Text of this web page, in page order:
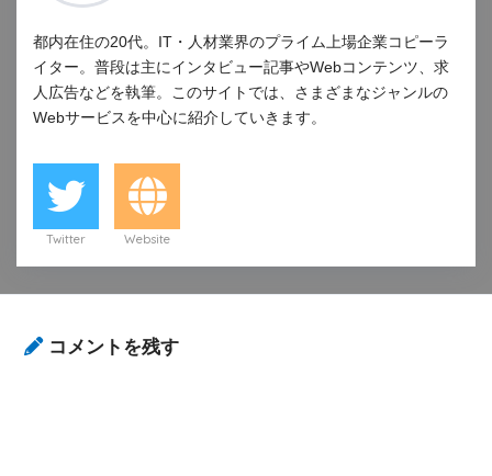
都内在住の20代。IT・人材業界のプライム上場企業コピーラ
イター。普段は主にインタビュー記事やWebコンテンツ、求
人広告などを執筆。このサイトでは、さまざまなジャンルの
Webサービスを中心に紹介していきます。
Twitter Website
コメントを残す